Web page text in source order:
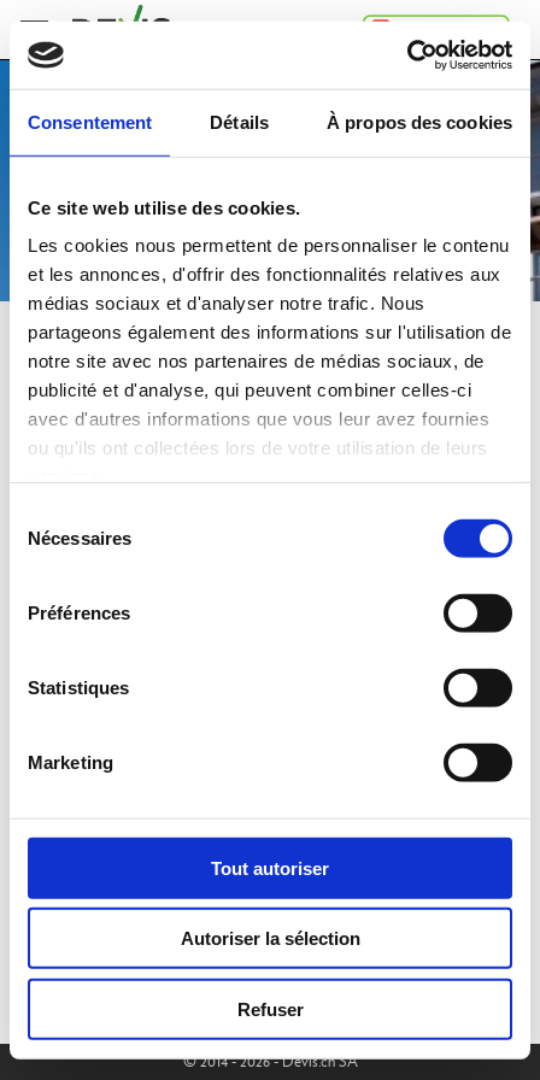
Consentement Détails À propos des cookies
Ce site web utilise des cookies.
Les cookies nous permettent de personnaliser le contenu
et les annonces, d'offrir des fonctionnalités relatives aux
médias sociaux et d'analyser notre trafic. Nous
partageons également des informations sur l'utilisation de
notre site avec nos partenaires de médias sociaux, de
publicité et d'analyse, qui peuvent combiner celles-ci
avec d'autres informations que vous leur avez fournies
ou qu'ils ont collectées lors de votre utilisation de leurs
Nécessaires
Préférences
Statistiques
Marketing
Tout autoriser
Autoriser la sélection
Refuser
Accueil
ça
A
propos
Devis.ch
SA
Contact
Espace
entreprises
Mentions
légales
RAVALEMENT DE FAÇADE
Comparezgratuitement
jusqu'à 4 devis
et choisissez lameilleure offre
Dans quelle région souhaitez-vous faire vos travaux?
© 2014 - 2026 - Devis.ch SA